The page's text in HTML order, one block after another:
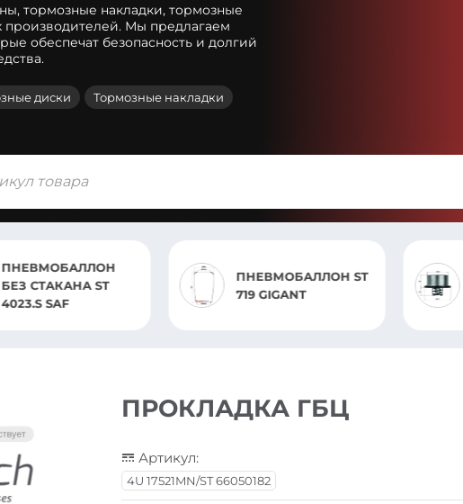
тормозные накладки, тормозные
производителей. Мы предлагаем
обеспечат безопасность и долгий
диски Тормозные накладки
ПНЕВМОБАЛЛОН ST
719 GIGANT
Термостат THD179
Mahle
ПРОКЛАДКА ГБЦ
Артикул:
4U 17521MN/ST 66050182